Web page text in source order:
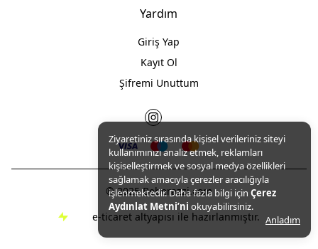
Ziyaretiniz sırasında kişisel verileriniz siteyi
kullanımınızı analiz etmek, reklamları
kişiselleştirmek ve sosyal medya özellikleri
sağlamak amacıyla çerezler aracılığıyla
işlenmektedir. Daha fazla bilgi için Çerez
Aydınlat Metni’ni okuyabilirsiniz.
Anladım
Yardım
Giriş Yap
Kayıt Ol
Şifremi Unuttum
© 2025 Beberazzi.com
e-ticaret altyapısı ile hazırlanmıştır.